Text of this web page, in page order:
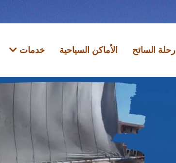
رحلة السائح الأماكن السياحية خدمات